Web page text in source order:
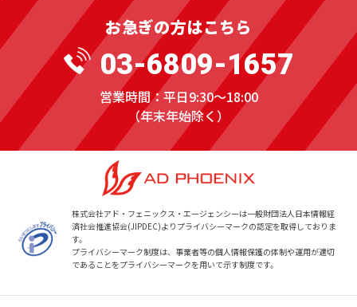
お急ぎの方はこちら
03-6809-1657
営業時間：平日9:30〜18:00
（年末年始除く）
株式会社アド・フェニックス・エージェンシーは一般財団法人日本情報経
済社会推進協会(JIPDEC)より プライバシーマークの認定を取得しておりま
す。
プライバシーマーク制度は、事業者等の個人情報保護の体制や運用が適切
であることをプライバシーマークを用いて示す制度です。